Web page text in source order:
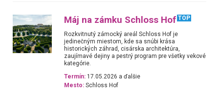
Máj na zámku Schloss Hof TOP
Rozkvitnutý zámocký areál Schloss Hof je
jedinečným miestom, kde sa snúbi krása
historických záhrad, cisárska architektúra,
zaujímavé dejiny a pestrý program pre všetky vekové
kategórie.
Termín: 17.05.2026 a ďalšie
Mesto: Schloss Hof